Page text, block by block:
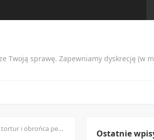
Twoją sprawę. Zapewniamy dyskrecję (w
Hartman w pełnej krasie
Ostatnie